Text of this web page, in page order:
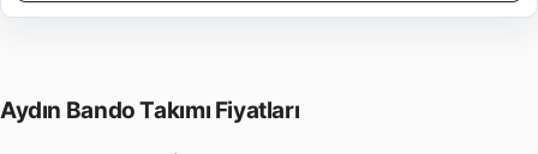
Aydın Bando Takımı Fiyatları